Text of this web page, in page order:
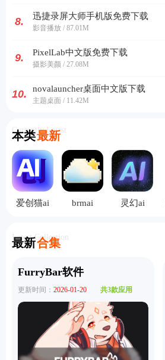
8. 迅捷录屏大师手机版免费下载
影音播放 / 87.01M
9. PixelLab中文版免费下载
摄影美颜 / 27.08M
10. novalauncher桌面中文版下载
主题桌面 / 11.42M
本类最新
Currently Latest
爱创猫ai brmai 灵幻ai
最新合集
Latest Collection
FurryBar软件
更新时间： 2026-01-20 共3款应用